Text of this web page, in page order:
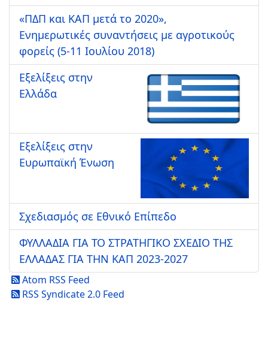
«ΠΔΠ και ΚΑΠ μετά το 2020»,
Ενημερωτικές συναντήσεις με αγροτικούς
φορείς (5-11 Ιουλίου 2018)
Εξελίξεις στην
Ελλάδα
Εξελίξεις στην
Ευρωπαϊκή Ένωση
Σχεδιασμός σε Εθνικό Επίπεδο
ΦΥΛΛΑΔΙΑ ΓΙΑ ΤΟ ΣΤΡΑΤΗΓΙΚΟ ΣΧΕΔΙΟ ΤΗΣ
ΕΛΛΑΔΑΣ ΓΙΑ ΤΗΝ ΚΑΠ 2023-2027
Atom RSS Feed
RSS Syndicate 2.0 Feed